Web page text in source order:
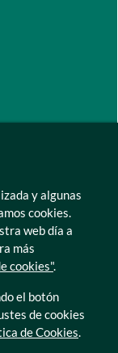
y algunas
cookies.
web día a
más
cookies".
el botón
de cookies
de Cookies.